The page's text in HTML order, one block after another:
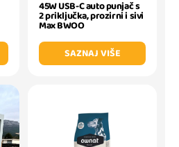
45W USB-C auto punjač s
2 priključka, prozirni i sivi
Max BWOO
SAZNAJ VIŠE